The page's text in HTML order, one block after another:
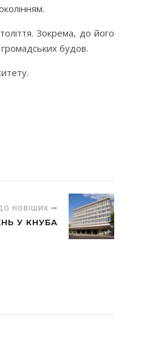
Зокрема, до його
будов.
НОВІШИХ
У КНУБА